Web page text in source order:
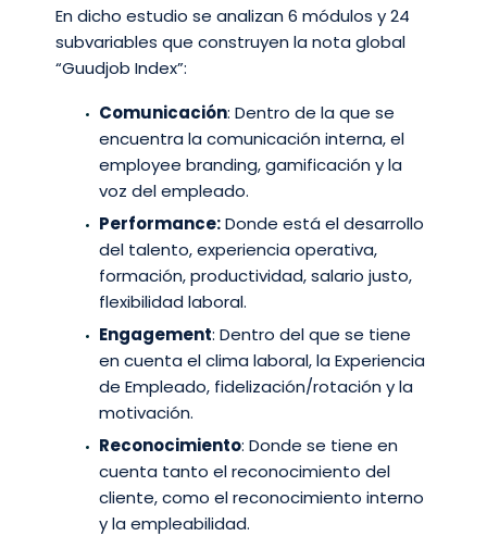
En dicho estudio se analizan 6 módulos y 24
subvariables que construyen la nota global
“Guudjob Index”:
Comunicación: Dentro de la que se
encuentra la comunicación interna, el
employee branding, gamificación y la
voz del empleado.
Performance:Donde está el desarrollo
del talento, experiencia operativa,
formación, productividad, salario justo,
flexibilidad laboral.
Engagement: Dentro del que se tiene
en cuenta el clima laboral, la Experiencia
de Empleado, fidelización/rotación y la
motivación.
Reconocimiento: Donde se tiene en
cuenta tanto el reconocimiento del
cliente, como el reconocimiento interno
y la empleabilidad.